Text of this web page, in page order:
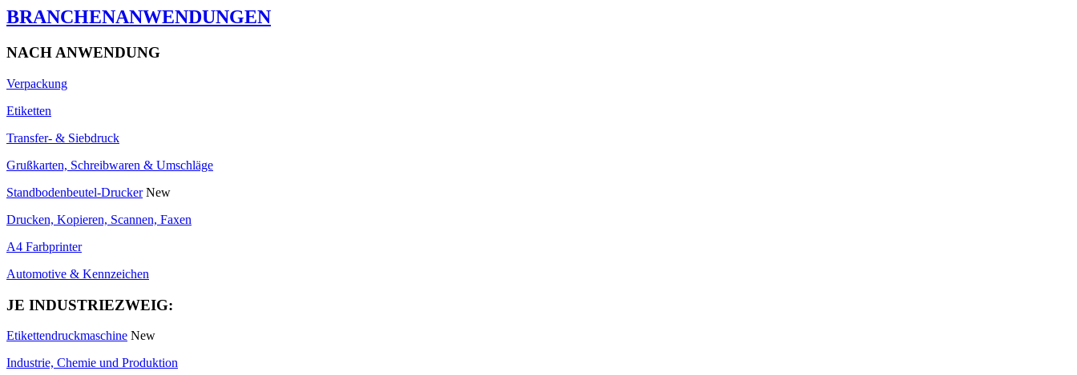
BRANCHENANWENDUNGEN
NACH ANWENDUNG
Verpackung
Etiketten
Transfer- & Siebdruck
Grußkarten, Schreibwaren & Umschläge
Standbodenbeutel-Drucker New
Drucken, Kopieren, Scannen, Faxen
A4 Farbprinter
Automotive & Kennzeichen
JE INDUSTRIEZWEIG:
Etikettendruckmaschine New
Industrie, Chemie und Produktion